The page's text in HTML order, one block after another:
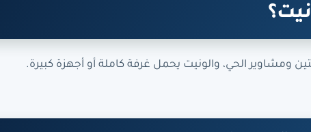
الحي، والونيت يحمل غرفة كاملة أو أجهزة كبيرة.